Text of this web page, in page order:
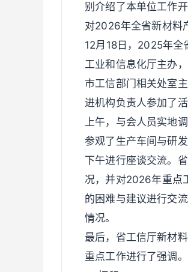
别介绍了本单位工作
对2026年全省新材料
12月18日，2025年全
工业和信息化厅主办
市工信部门相关处室
进机构负责人参加了活
上午，与会人员实地
参观了生产车间与研
下午进行座谈交流。
况，并对2026年重点
的困难与建议进行交
情况。
最后，省工信厅新材
重点工作进行了强调。